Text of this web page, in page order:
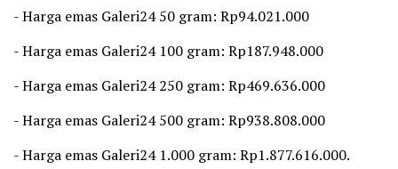
‎- Harga emas Galeri24 50 gram: Rp94.021.000
‎- Harga emas Galeri24 100 gram: Rp187.948.000
‎- Harga emas Galeri24 250 gram: Rp469.636.000
‎- Harga emas Galeri24 500 gram: Rp938.808.000
‎- Harga emas Galeri24 1.000 gram: Rp1.877.616.000.